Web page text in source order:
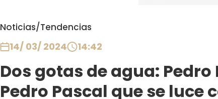
Noticias/Tendencias
14/ 03/ 2024 14:42
Dos gotas de agua:
Pedro Pascal que se luce